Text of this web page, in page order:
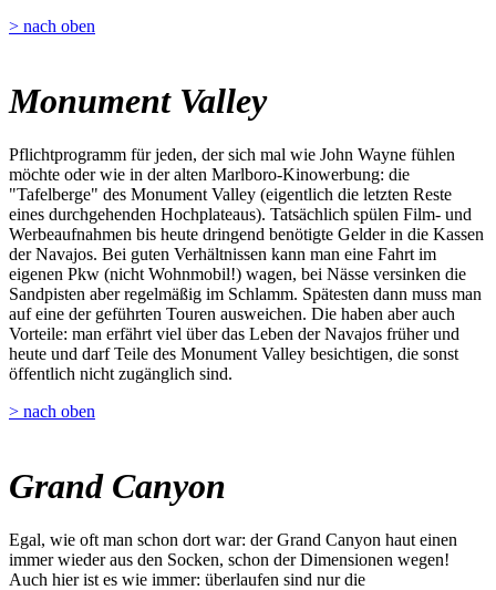
> nach oben
Monument Valley
Pflichtprogramm für jeden, der sich mal wie John Wayne fühlen
möchte oder wie in der alten Marlboro-Kinowerbung: die
"Tafelberge" des Monument Valley (eigentlich die letzten Reste
eines durchgehenden Hochplateaus). Tatsächlich spülen Film- und
Werbeaufnahmen bis heute dringend benötigte Gelder in die Kassen
der Navajos. Bei guten Verhältnissen kann man eine Fahrt im
eigenen Pkw (nicht Wohnmobil!) wagen, bei Nässe versinken die
Sandpisten aber regelmäßig im Schlamm. Spätesten dann muss man
auf eine der geführten Touren ausweichen. Die haben aber auch
Vorteile: man erfährt viel über das Leben der Navajos früher und
heute und darf Teile des Monument Valley besichtigen, die sonst
öffentlich nicht zugänglich sind.
> nach oben
Grand Canyon
Egal, wie oft man schon dort war: der Grand Canyon haut einen
immer wieder aus den Socken, schon der Dimensionen wegen!
Auch hier ist es wie immer: überlaufen sind nur die